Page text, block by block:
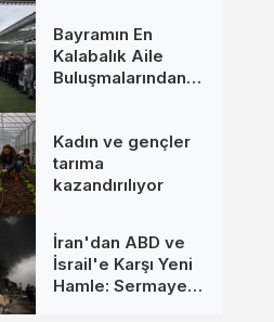
Bayramın En
Kalabalık Aile
Buluşmalarından
Kadın ve gençler
tarıma
kazandırılıyor
İran'dan ABD ve
İsrail'e Karşı Yeni
Hamle: Sermaye